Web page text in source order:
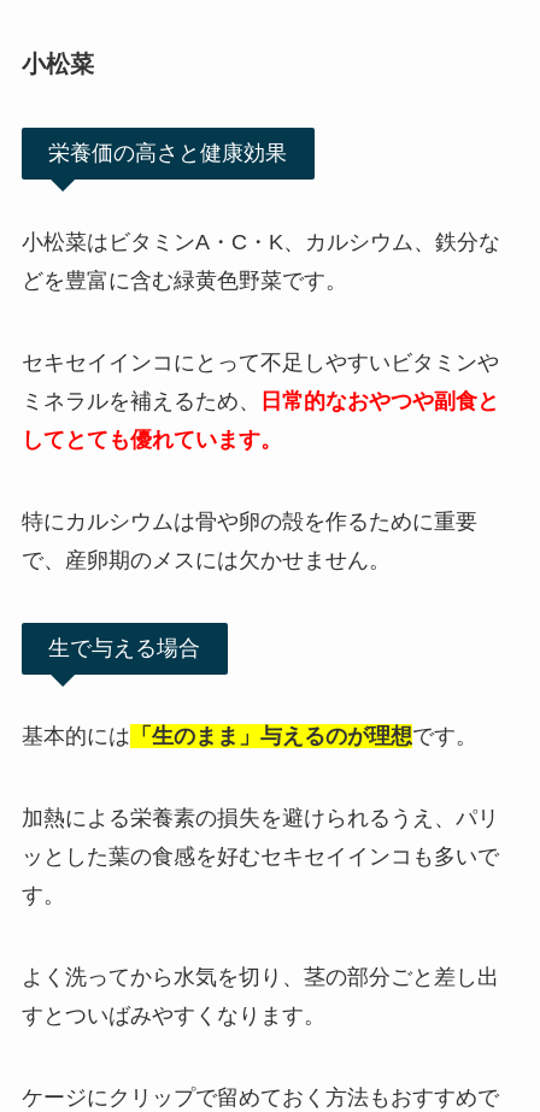
小松菜
栄養価の高さと健康効果
小松菜はビタミンA・C・K、カルシウム、鉄分な
どを豊富に含む緑黄色野菜です。
セキセイインコにとって不足しやすいビタミンや
ミネラルを補えるため、
日常的なおやつや副食と
してとても優れています。
特にカルシウムは骨や卵の殻を作るために重要
で、産卵期のメスには欠かせません。
生で与える場合
基本的には 「生のまま」与えるのが理想です。
加熱による栄養素の損失を避けられるうえ、パリ
ッとした葉の食感を好むセキセイインコも多いで
す。
よく洗ってから水気を切り、茎の部分ごと差し出
すとついばみやすくなります。
ケージにクリップで留めておく方法もおすすめで